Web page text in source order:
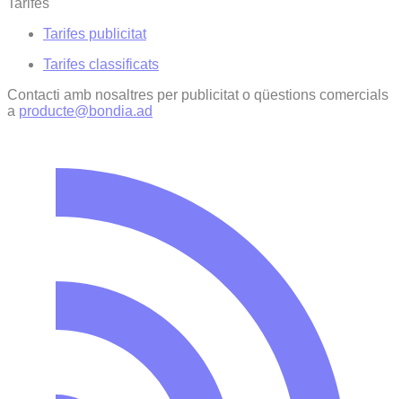
Tarifes publicitat
Tarifes classificats
Contacti amb nosaltres per publicitat o qüestions comercials
a producte@bondia.ad